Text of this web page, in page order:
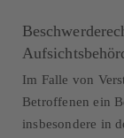
Im Falle von
Betroffenen ein
insbesondere in